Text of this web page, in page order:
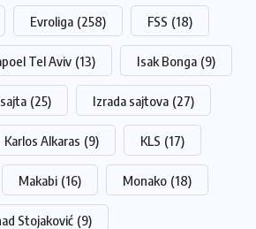
Evroliga (258) FSS (18)
Tel Aviv (13) Isak Bonga (9)
(25) Izrada sajtova (27)
Karlos Alkaras (9) KLS (17)
Makabi (16) Monako (18)
Stojaković (9)